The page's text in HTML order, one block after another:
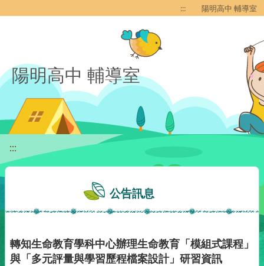
::: 陽明高中 輔導室
陽明高中 輔導室
:::
公告訊息
轉知生命教育學科中心辦理生命教育「模組式課程」
與「多元評量與學習歷程檔案設計」研習資訊